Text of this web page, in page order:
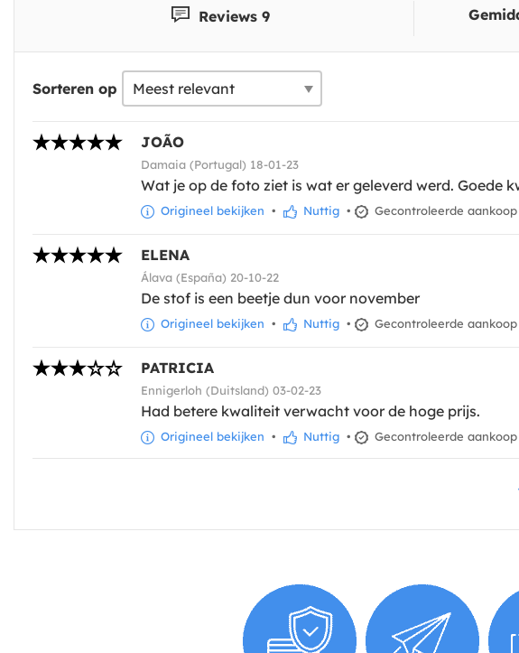
Reviews 9
Sorteren op
JOÃO
Damaia (Portugal) 18-01-23
Wat je op de foto ziet is wat er geleverd werd. Goede
Origineel bekijken • Nuttig • Gecontroleerde aankoop
ELENA
Álava (España) 20-10-22
De stof is een beetje dun voor november
Origineel bekijken • Nuttig • Gecontroleerde aankoop
PATRICIA
Ennigerloh (Duitsland) 03-02-23
Had betere kwaliteit verwacht voor de hoge prijs.
Origineel bekijken • Nuttig • Gecontroleerde aankoop